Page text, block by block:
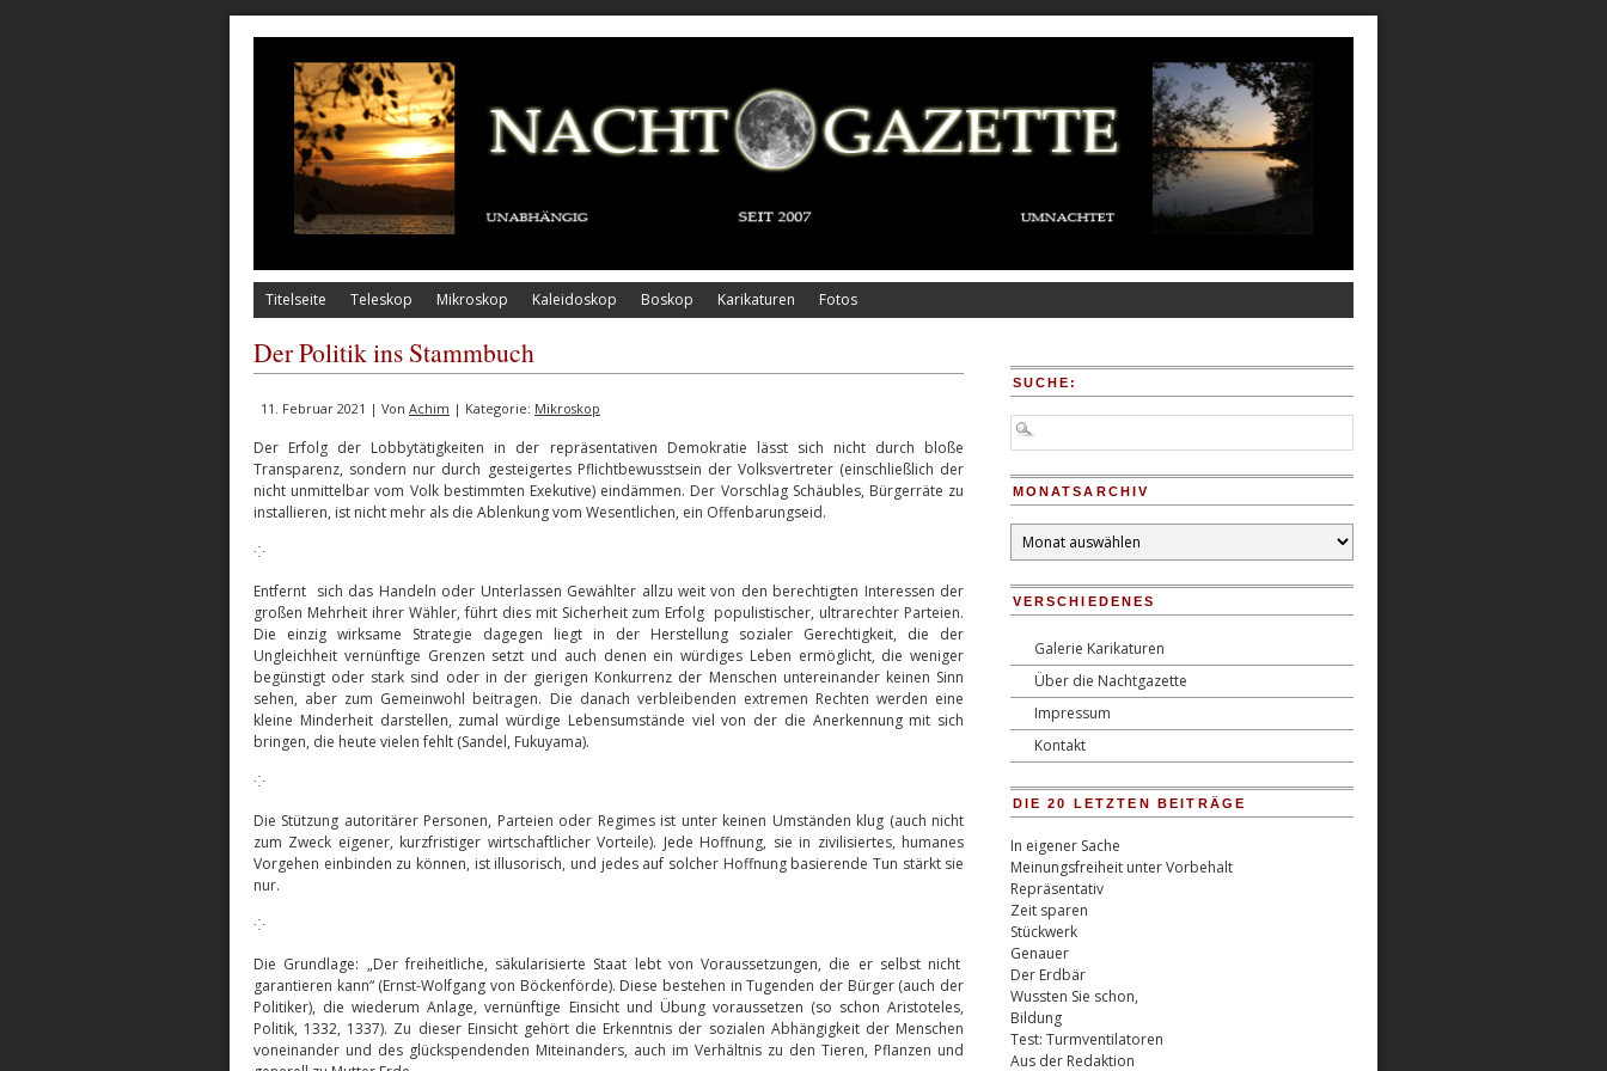
Titelseite Teleskop Mikroskop Kaleidoskop Boskop Karikaturen Fotos
Der Politik ins Stammbuch
11. Februar 2021 | Von Achim | Kategorie: Mikroskop
Der Erfolg der Lobbytätigkeiten in der repräsentativen Demokratie lässt sich nicht durch bloße
Transparenz, sondern nur durch gesteigertes Pflichtbewusstsein der Volksvertreter (einschließlich der
nicht unmittelbar vom Volk bestimmten Exekutive) eindämmen. Der Vorschlag Schäubles, Bürgerräte zu
installieren, ist nicht mehr als die Ablenkung vom Wesentlichen, ein Offenbarungseid.
⁘
Entfernt sich das Handeln oder Unterlassen Gewählter allzu weit von den berechtigten Interessen der
großen Mehrheit ihrer Wähler, führt dies mit Sicherheit zum Erfolg populistischer, ultrarechter Parteien.
Die einzig wirksame Strategie dagegen liegt in der Herstellung sozialer Gerechtigkeit, die der
Ungleichheit vernünftige Grenzen setzt und auch denen ein würdiges Leben ermöglicht, die weniger
begünstigt oder stark sind oder in der gierigen Konkurrenz der Menschen untereinander keinen Sinn
sehen, aber zum Gemeinwohl beitragen. Die danach verbleibenden extremen Rechten werden eine
kleine Minderheit darstellen, zumal würdige Lebensumstände viel von der die Anerkennung mit sich
bringen, die heute vielen fehlt (Sandel, Fukuyama).
⁘
Die Stützung autoritärer Personen, Parteien oder Regimes ist unter keinen Umständen klug (auch nicht
zum Zweck eigener, kurzfristiger wirtschaftlicher Vorteile). Jede Hoffnung, sie in zivilisiertes, humanes
Vorgehen einbinden zu können, ist illusorisch, und jedes auf solcher Hoffnung basierende Tun stärkt sie
nur.
⁘
Die Grundlage: „Der freiheitliche, säkularisierte Staat lebt von Voraussetzungen, die er selbst nicht
garantieren kann“ (Ernst-Wolfgang von Böckenförde). Diese bestehen in Tugenden der Bürger (auch der
Politiker), die wiederum Anlage, vernünftige Einsicht und Übung voraussetzen (so schon Aristoteles,
Politik, 1332, 1337). Zu dieser Einsicht gehört die Erkenntnis der sozialen Abhängigkeit der Menschen
voneinander und des glückspendenden Miteinanders, auch im Verhältnis zu den Tieren, Pflanzen und
SUCHE:
MONATSARCHIV
Monatsarchiv
VERSCHIEDENES
Galerie Karikaturen
Über die Nachtgazette
Impressum
Kontakt
DIE 20 LETZTEN BEITRÄGE
In eigener Sache
Meinungsfreiheit unter Vorbehalt
Repräsentativ
Zeit sparen
Stückwerk
Genauer
Der Erdbär
Wussten Sie schon,
Bildung
Test: Turmventilatoren
Aus der Redaktion